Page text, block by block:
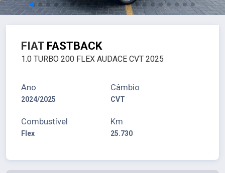
FIAT FASTBACK
1.0 TURBO 200 FLEX AUDACE CVT 2025
Ano
2024/2025
Câmbio
CVT
Combustível
Flex
Km
25.730